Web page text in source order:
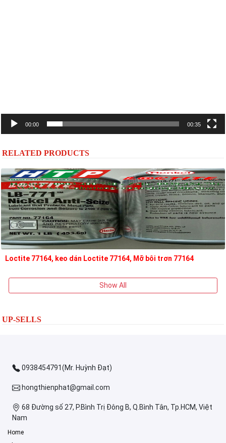
00:00 00:35
RELATED PRODUCTS
Loctite 77164, keo dán Loctite 77164, Mỡ bôi trơn 77164
Show All
UP-SELLS
0938454791(Mr. Huỳnh Đạt)
hongthienphat@gmail.com
68 Đường số 27, P.Bình Trị Đông B, Q.Bình Tân, Tp.HCM, Việt
Nam
Home